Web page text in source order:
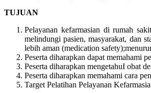
TUJUAN
Pelayanan kefarmasian di rumah
melindungi pasien, masyarakat, dan
lebih aman (medication
Peserta diharapkan dapat memahami
Peserta diharapkan mengetahuI obat
Peserta diharapkan memahami cara
Target Pelatihan Pelayanan